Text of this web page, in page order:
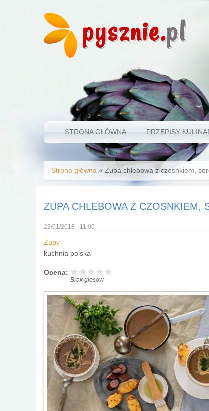
pysznie.pl
STRONA GŁÓWNA PRZEPISY
Jesteś tutaj
Strona główna » Zupa chlebowa z czosnkiem,
ZUPA CHLEBOWA Z CZOSNKIEM,
23/01/2018 - 11:00
Zupy
kuchnia polska
Ocena:
Brak głosów